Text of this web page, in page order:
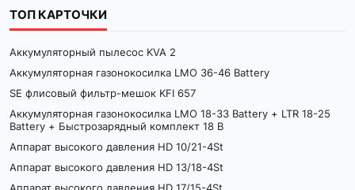
ТОП КАРТОЧКИ
Аккумуляторный пылесос KVA 2
Аккумуляторная газонокосилка LMO 36-46 Battery
SE флисовый фильтр-мешок KFI 657
Аккумуляторная газонокосилка LMO 18-33 Battery + LTR 18-25
Battery + Быстрозарядный комплект 18 В
Аппарат высокого давления HD 10/21-4St
Аппарат высокого давления HD 13/18-4St
Аппарат высокого давления HD 17/15-4St